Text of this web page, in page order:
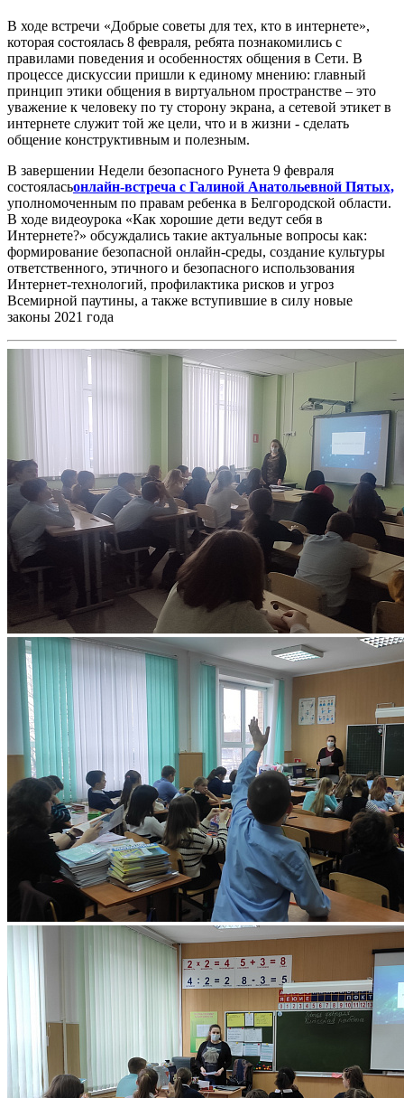
В ходе встречи «Добрые советы для тех, кто в интернете»,
которая состоялась 8 февраля, ребята познакомились с
правилами поведения и особенностях общения в Сети. В
процессе дискуссии пришли к единому мнению: главный
принцип этики общения в виртуальном пространстве – это
уважение к человеку по ту сторону экрана, а сетевой этикет в
интернете служит той же цели, что и в жизни - сделать
общение конструктивным и полезным.
В завершении Недели безопасного Рунета 9 февраля
состояласьонлайн-встреча с Галиной Анатольевной Пятых,
уполномоченным по правам ребенка в Белгородской области.
В ходе видеоурока «Как хорошие дети ведут себя в
Интернете?» обсуждались такие актуальные вопросы как:
формирование безопасной онлайн-среды, создание культуры
ответственного, этичного и безопасного использования
Интернет-технологий, профилактика рисков и угроз
Всемирной паутины, а также вступившие в силу новые
законы 2021 года